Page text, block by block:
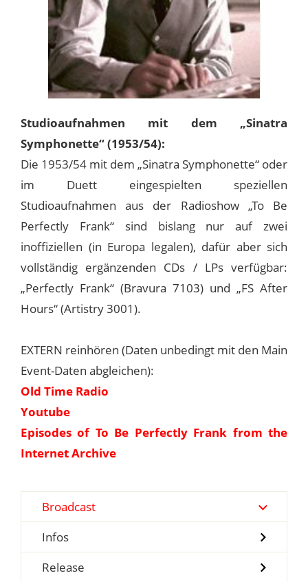
Studioaufnahmen mit dem „Sinatra
Symphonette“ (1953/54):
Die 1953/54 mit dem „Sinatra Symphonette“ oder
im Duett eingespielten speziellen
Studioaufnahmen aus der Radioshow „To Be
Perfectly Frank“ sind bislang nur auf zwei
inoffiziellen (in Europa legalen), dafür aber sich
vollständig ergänzenden CDs / LPs verfügbar:
„Perfectly Frank“ (Bravura 7103) und „FS After
Hours“ (Artistry 3001).
EXTERN reinhören (Daten unbedingt mit den Main
Event-Daten abgleichen):
Old Time Radio
Youtube
Episodes of To Be Perfectly Frank from the
Internet Archive
Broadcast
Infos
Release